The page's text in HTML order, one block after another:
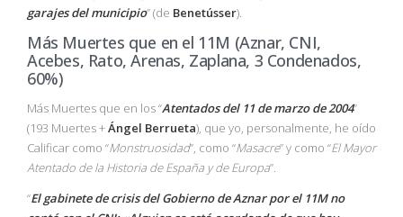
garajes del municipio” (de Benetússer).
Más Muertes que en el 11M (Aznar, CNI,
Acebes, Rato, Arenas, Zaplana, 3 Condenados,
60%)
Más Muertes que en los “Atentados del 11 de marzo de 2004”
(193 Muertes +Ángel Berrueta), que yo, personalmente, he oído
Calificar como “Monstruosidad”, como “Masacre” y como “El Mayor
Atentado de la Historia de España y de Europa”.
“El gabinete de crisis del Gobierno de Aznar por el 11M no